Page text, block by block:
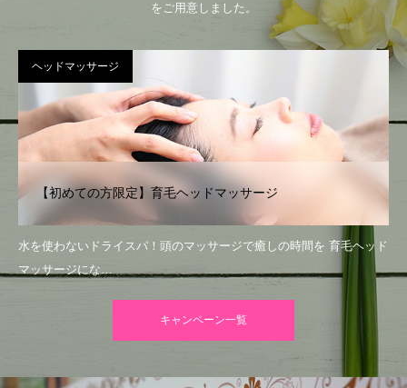
をご用意しました。
ヘッドマッサージ
【初めての方限定】育毛ヘッドマッサージ
水を使わないドライスパ！頭のマッサージで癒しの時間を 育毛ヘッド
マッサージにな…
キャンペーン一覧